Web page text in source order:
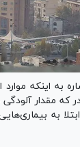
اینکه موارد
مقدار
به